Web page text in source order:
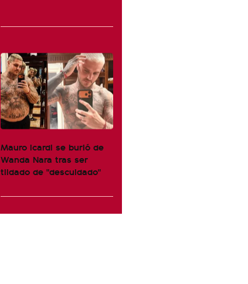
Mauro Icardi se burló de
Wanda Nara tras ser
tildado de "descuidado"